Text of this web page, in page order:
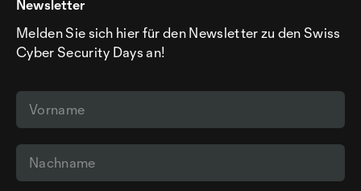
Newsletter
Melden Sie sich hier für den Newsletter zu den Swiss
Cyber Security Days an!